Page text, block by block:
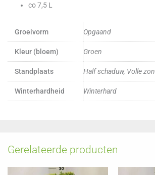
co 7,5 L
Groeivorm Opgaand
Kleur (bloem) Groen
Standplaats Half schaduw, Volle zon
Winterhardheid Winterhard
Gerelateerde producten